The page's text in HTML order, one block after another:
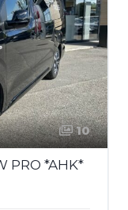
10
PRO *AHK*